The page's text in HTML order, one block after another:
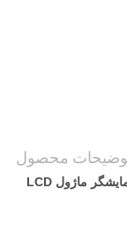
محصول
COB Resolution 20 * 2 ماتریس Dot Matrix نمایشگر ماژول LCD